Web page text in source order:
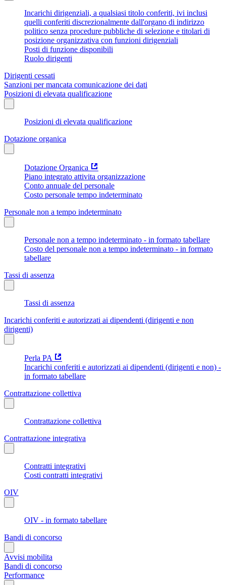
Incarichi dirigenziali, a qualsiasi titolo conferiti, ivi inclusi
quelli conferiti discrezionalmente dall'organo di indirizzo
politico senza procedure pubbliche di selezione e titolari di
posizione organizzativa con funzioni dirigenziali
Posti di funzione disponibili
Ruolo dirigenti
Dirigenti cessati
Sanzioni per mancata comunicazione dei dati
Posizioni di elevata qualificazione
Posizioni di elevata qualificazione
Dotazione organica
Dotazione Organica
Piano integrato attivita organizzazione
Conto annuale del personale
Costo personale tempo indeterminato
Personale non a tempo indeterminato
Personale non a tempo indeterminato - in formato tabellare
Costo del personale non a tempo indeterminato - in formato
tabellare
Tassi di assenza
Tassi di assenza
Incarichi conferiti e autorizzati ai dipendenti (dirigenti e non
dirigenti)
Perla PA
Incarichi conferiti e autorizzati ai dipendenti (dirigenti e non) -
in formato tabellare
Contrattazione collettiva
Contrattazione collettiva
Contrattazione integrativa
Contratti integrativi
Costi contratti integrativi
OIV
OIV - in formato tabellare
Bandi di concorso
Avvisi mobilita
Bandi di concorso
Performance